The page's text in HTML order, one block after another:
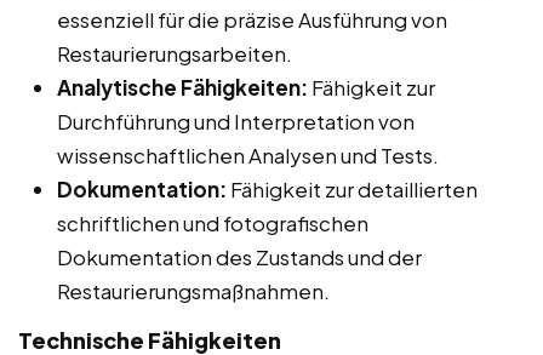
essenziell für die präzise Ausführung von
Restaurierungsarbeiten.
Analytische Fähigkeiten: Fähigkeit zur
Durchführung und Interpretation von
wissenschaftlichen Analysen und Tests.
Dokumentation: Fähigkeit zur detaillierten
schriftlichen und fotografischen
Dokumentation des Zustands und der
Restaurierungsmaßnahmen.
Technische Fähigkeiten